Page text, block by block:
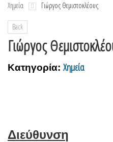
Χημεία Γιώργος Θεμιστοκλέους
Back
Γιώργος
Κατηγορία: Χημεία
Διεύθυνση